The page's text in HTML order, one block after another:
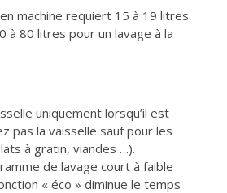
machine requiert 15 à 19 litres
à 80 litres pour un lavage à la
uniquement lorsqu’il est
pas la vaisselle sauf pour les
à gratin, viandes …).
de lavage court à faible
« éco » diminue le temps